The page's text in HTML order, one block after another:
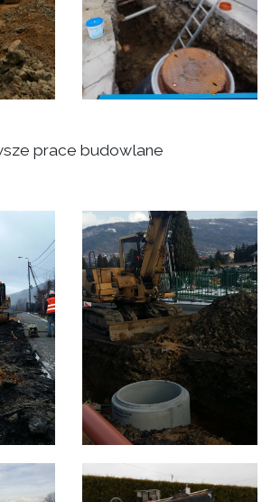
prace budowlane